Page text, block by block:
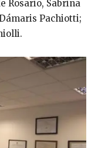
Rosario, Sabrina
Pachiotti;